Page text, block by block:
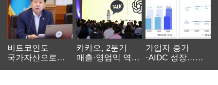
비트코인도
국가자산으로…'
카카오, 2분기
매출·영업익 역대
가입자 증가
·AIDC 성장…